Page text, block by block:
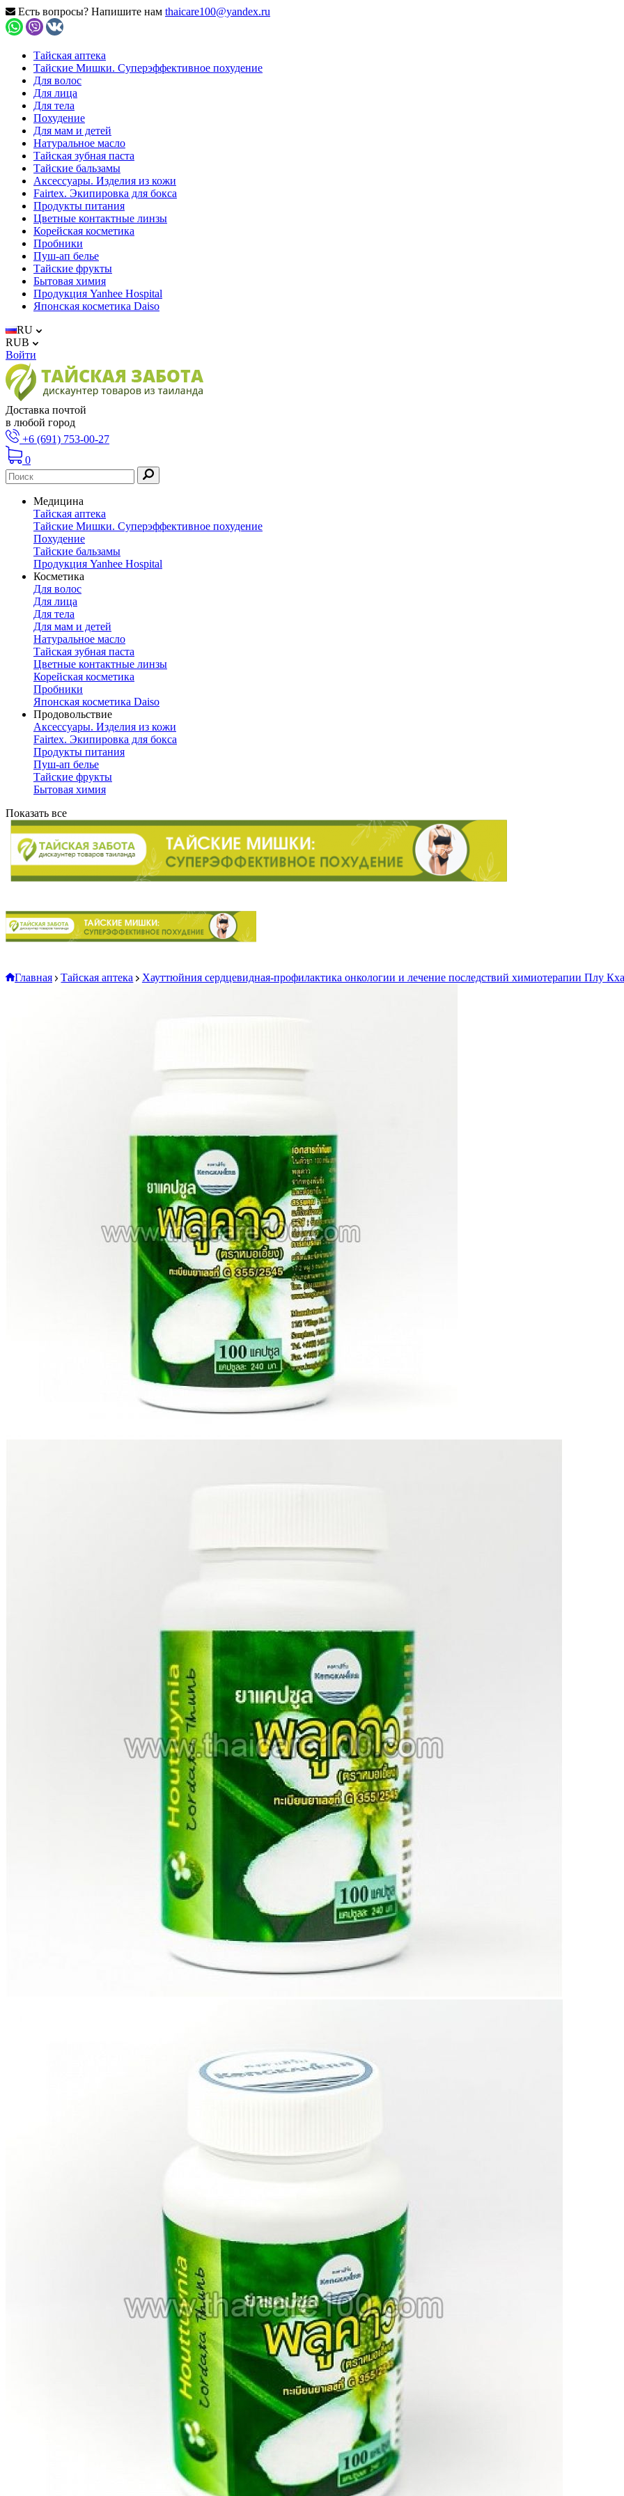
Есть вопросы? Напишите нам thaicare100@yandex.ru
Тайская аптека
Тайские Мишки. Суперэффективное похудение
Для волос
Для лица
Для тела
Похудение
Для мам и детей
Натуральное масло
Тайская зубная паста
Тайские бальзамы
Аксессуары. Изделия из кожи
Fairtex. Экипировка для бокса
Продукты питания
Цветные контактные линзы
Корейская косметика
Пробники
Пуш-ап белье
Тайские фрукты
Бытовая химия
Продукция Yanhee Hospital
Японская косметика Daiso
RU
RUB
Войти
Доставка почтой
в любой город
+6 (691) 753-00-27
0
Медицина
Тайская аптека
Тайские Мишки. Суперэффективное похудение
Похудение
Тайские бальзамы
Продукция Yanhee Hospital
Косметика
Для волос
Для лица
Для тела
Для мам и детей
Натуральное масло
Тайская зубная паста
Цветные контактные линзы
Корейская косметика
Пробники
Японская косметика Daiso
Продовольствие
Аксессуары. Изделия из кожи
Fairtex. Экипировка для бокса
Продукты питания
Пуш-ап белье
Тайские фрукты
Бытовая химия
Показать все
Главная Тайская аптека Хауттюйния сердцевидная-профилактика онкологии и лечение последствий химиотерапии Плу